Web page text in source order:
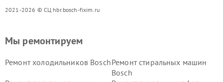
2021-2026 © СЦ hbr.bosch-fixim.ru
Мы ремонтируем
Ремонт холодильников BoschРемонт стиральных машин
Bosch